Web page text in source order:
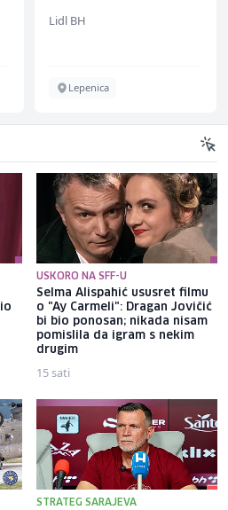
Lidl BH
Lepenica
USKORO NA SFF-U
Selma Alispahić ususret filmu
o "Ay Carmeli": Dragan Jovičić
bi bio ponosan; nikada nisam
pomislila da igram s nekim
drugim
15 sati
STRATEG SARAJEVA